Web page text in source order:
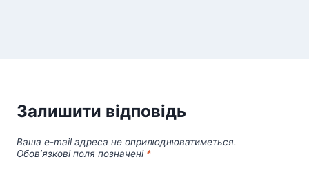
Залишити відповідь
Ваша e-mail адреса не оприлюднюватиметься.
Обов’язкові поля позначені *